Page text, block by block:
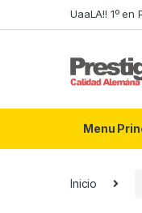
to
to
UaaLA!! 1º en
Menu
Inicio